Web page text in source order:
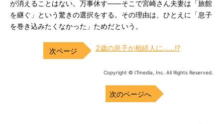
が消えることはない。万事休す――そこで宮崎さん夫妻は「旅館
を継ぐ」という驚きの選択をする。その理由は、ひとえに「息子
を巻き込みたくなかった」ためだという。
2歳の息子が相続人に……!?
Copyright © ITmedia, Inc. All Rights Reserved.
次のページへ